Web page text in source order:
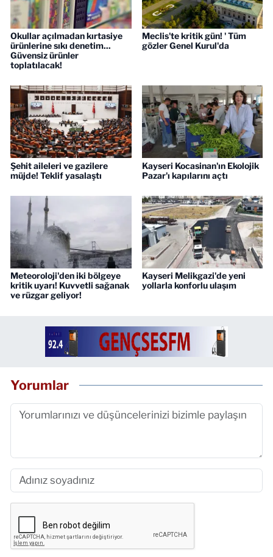
Okullar açılmadan kırtasiye
ürünlerine sıkı denetim...
Güvensiz ürünler
toplatılacak!
Meclis'te kritik gün! ' Tüm
gözler Genel Kurul'da
Şehit aileleri ve gazilere
müjde! Teklif yasalaştı
Kayseri Kocasinan'ın Ekolojik
Pazar'ı kapılarını açtı
Meteoroloji'den iki bölgeye
kritik uyarı! Kuvvetli sağanak
ve rüzgar geliyor!
Kayseri Melikgazi'de yeni
yollarla konforlu ulaşım
Yorumlar